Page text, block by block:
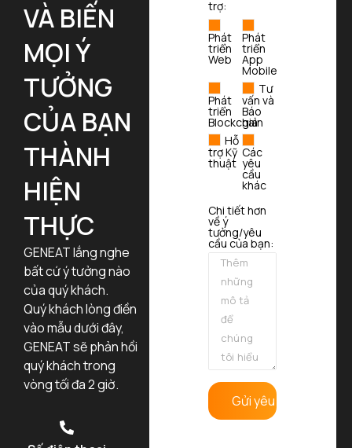
VÀ BIẾN
MỌI Ý
TƯỞNG
CỦA BẠN
THÀNH
HIỆN
THỰC
GENEAT lắng nghe
bất cứ ý tưởng nào
của quý khách.
Quý khách lòng điền
vào mẫu dưới đây,
GENEAT sẽ phản hồi
quý khách trong
vòng tối đa 2 giờ.
trợ:
Phát
triển
Web
Phát
triển
App
Mobile
Phát
triển
Blockchain
Tư
vấn và
Báo
giá
Hỗ
trợ Kỹ
thuật
Các
yêu
cầu
khác
Chi tiết hơn
về ý
tưởng/yêu
cầu của bạn: